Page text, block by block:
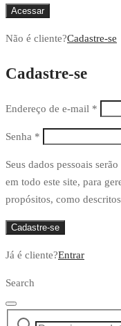
Acessar
Não é cliente?Cadastre-se
Cadastre-se
Endereço de e-mail *
Senha *
Seus dados pessoais
em todo este site, para
propósitos, como
Cadastre-se
Já é cliente?Entrar
Search
Pesquisar